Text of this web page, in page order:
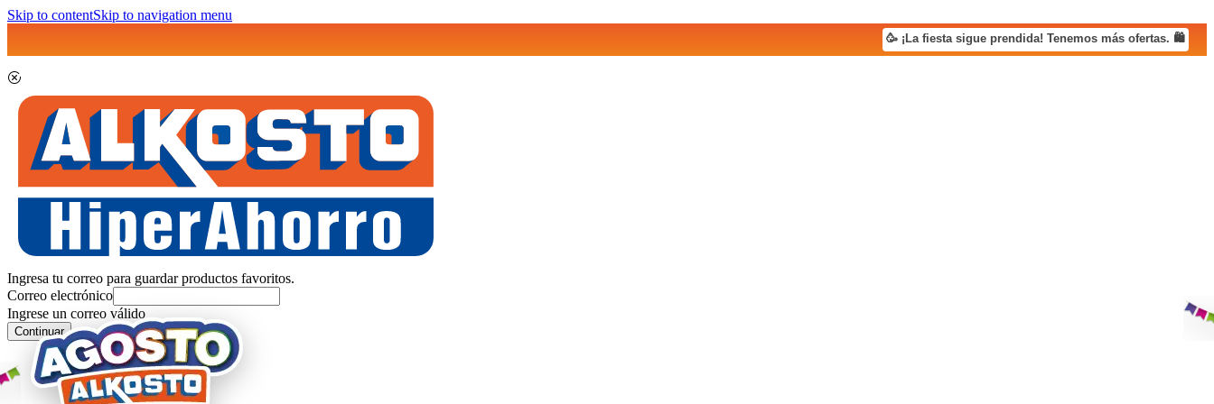
Skip to contentSkip to navigation menu
🥳 ¡La fiesta sigue prendida! Tenemos más ofertas. 🛍️
Ingresa tu correo para guardar productos favoritos.
Correo electrónico
Ingrese un correo válido
Continuar